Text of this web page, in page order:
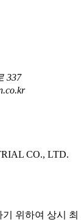
337
CO., LTD.
위하여 상시 최